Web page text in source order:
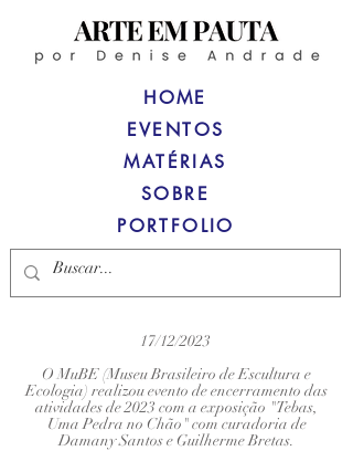
HOME
MATÉRIAS
SOBRE
PORTFOLIO
EVENTOS
17/12/2023
O MuBE (Museu Brasileiro de Escultura e
Ecologia) realizou evento de encerramento das
atividades de 2023 com a exposição "Tebas,
Uma Pedra no Chão" com curadoria de
Damany Santos e Guilherme Bretas.